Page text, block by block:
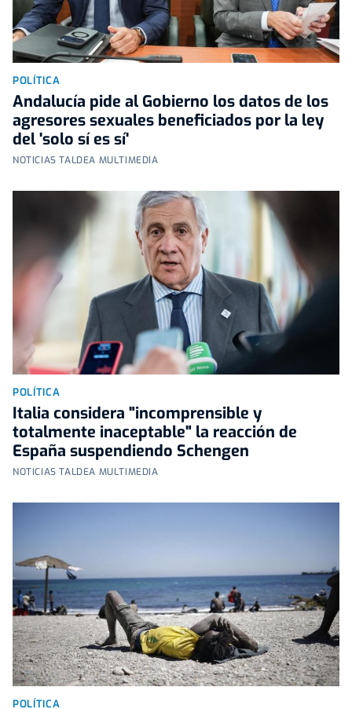
POLÍTICA
Andalucía pide al Gobierno los datos de los
agresores sexuales beneficiados por la ley
del 'solo sí es sí'
NOTICIAS TALDEA MULTIMEDIA
POLÍTICA
Italia considera "incomprensible y
totalmente inaceptable" la reacción de
España suspendiendo Schengen
NOTICIAS TALDEA MULTIMEDIA
POLÍTICA